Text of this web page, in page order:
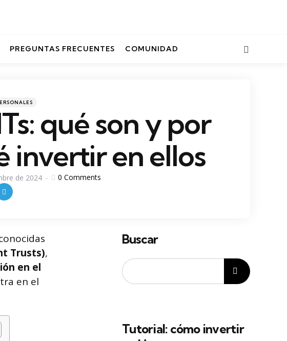
PREGUNTAS FRECUENTES COMUNIDAD
qué son y por
invertir en ellos
de 2024 0 Comments
Trusts),
en el
en el
Buscar
Tutorial: cómo invertir